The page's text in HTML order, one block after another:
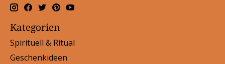
Kategorien
Spirituell & Ritual
Geschenkideen